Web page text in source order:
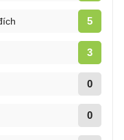
5
3
0
0